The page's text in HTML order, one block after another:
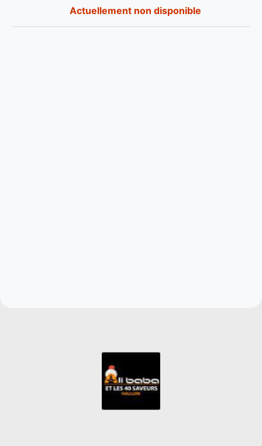
Actuellement non disponible